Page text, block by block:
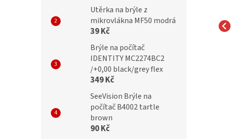
Utěrka na brýle z
mikrovlákna MF50 modrá
39 Kč
Brýle na počítač
IDENTITY MC2274BC2
/+0,00 black/grey flex
349 Kč
SeeVision Brýle na
počítač B4002 tartle
brown
90 Kč
Dioptrické brýle SV2071/
+1,00 s flexem
299 Kč